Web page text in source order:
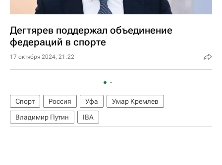
Дегтярев поддержал объединение
федераций в спорте
17 октября 2024, 21:22
Спорт Россия Уфа
Умар Кремлев
Владимир Путин
IBA